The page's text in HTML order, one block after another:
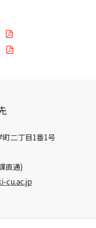
二丁目1番1号
直通)
cu.ac.jp